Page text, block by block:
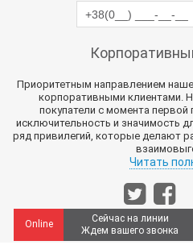
Приоритетным направлением
корпоративными клиентами.
покупатели с момента
исключительность и значимость
ряд привилегий, которые делают
Читать
Online
Сейчас на линии
Ждем вашего звонка